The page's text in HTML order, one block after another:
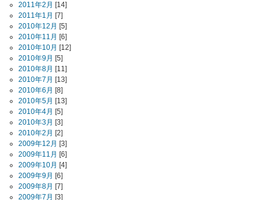
2011年2月 [14]
2011年1月 [7]
2010年12月 [5]
2010年11月 [6]
2010年10月 [12]
2010年9月 [5]
2010年8月 [11]
2010年7月 [13]
2010年6月 [8]
2010年5月 [13]
2010年4月 [5]
2010年3月 [3]
2010年2月 [2]
2009年12月 [3]
2009年11月 [6]
2009年10月 [4]
2009年9月 [6]
2009年8月 [7]
2009年7月 [3]